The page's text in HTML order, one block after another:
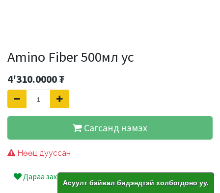
Amino Fiber 500мл ус
4'310.0000₮
Сагсанд нэмэх
Нөөц дууссан
Дараа захиалах
Асуулт байвал бидэндтэй холбогдоно уу.